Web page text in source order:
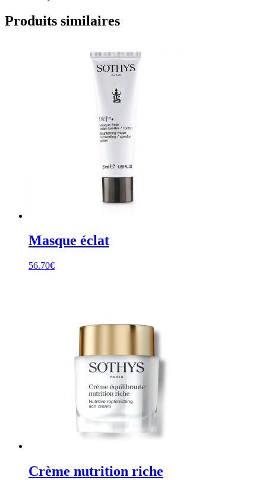
Produits similaires
Masque éclat
56.70€
Crème nutrition riche